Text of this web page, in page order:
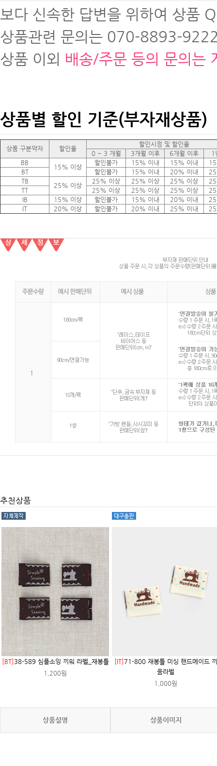
보다 신속한 답변을 위하여 상품
상품관련 문의는 070-8893-
상품 이외 배송/주문 등의 문의는
상품별 할인 기준(부자재상품)
상품 구분약자 할인율
할인시점 및 할인율
0 ~ 3 개월
3개월 이후 6개월 이후
1
BB
15% 이상
할인불가 15% 이내 15% 이내
BT
할인불가 15% 이내 20% 이내
TB
25% 이상
25% 이상 25% 이상 25% 이상
TT
25% 이상 25% 이상 25% 이상
IB
15% 이상 할인불가 15% 이내 20% 이내
IT
20% 이상 할인불가 20% 이내 25% 이내
추천상품
[BT] 38-589 심플소잉 끼워 라벨_재봉틀
1,200원
[IT] 71-800 재봉틀 미싱 핸드메이드 끼
움라벨
1,000원
상품설명 상품이미지